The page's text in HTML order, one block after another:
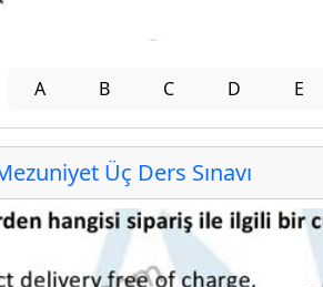
A B C D E
Üç Ders Sınavı